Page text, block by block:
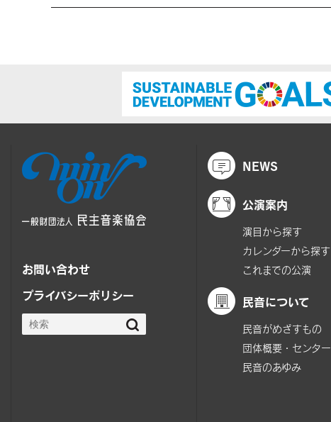
お問い合わせ
プライバシーポリシー
NEWS
公演案内
演目から探す
カレンダーから探す
これまでの公演
民音について
民音がめざすもの
団体概要・センター
民音のあゆみ